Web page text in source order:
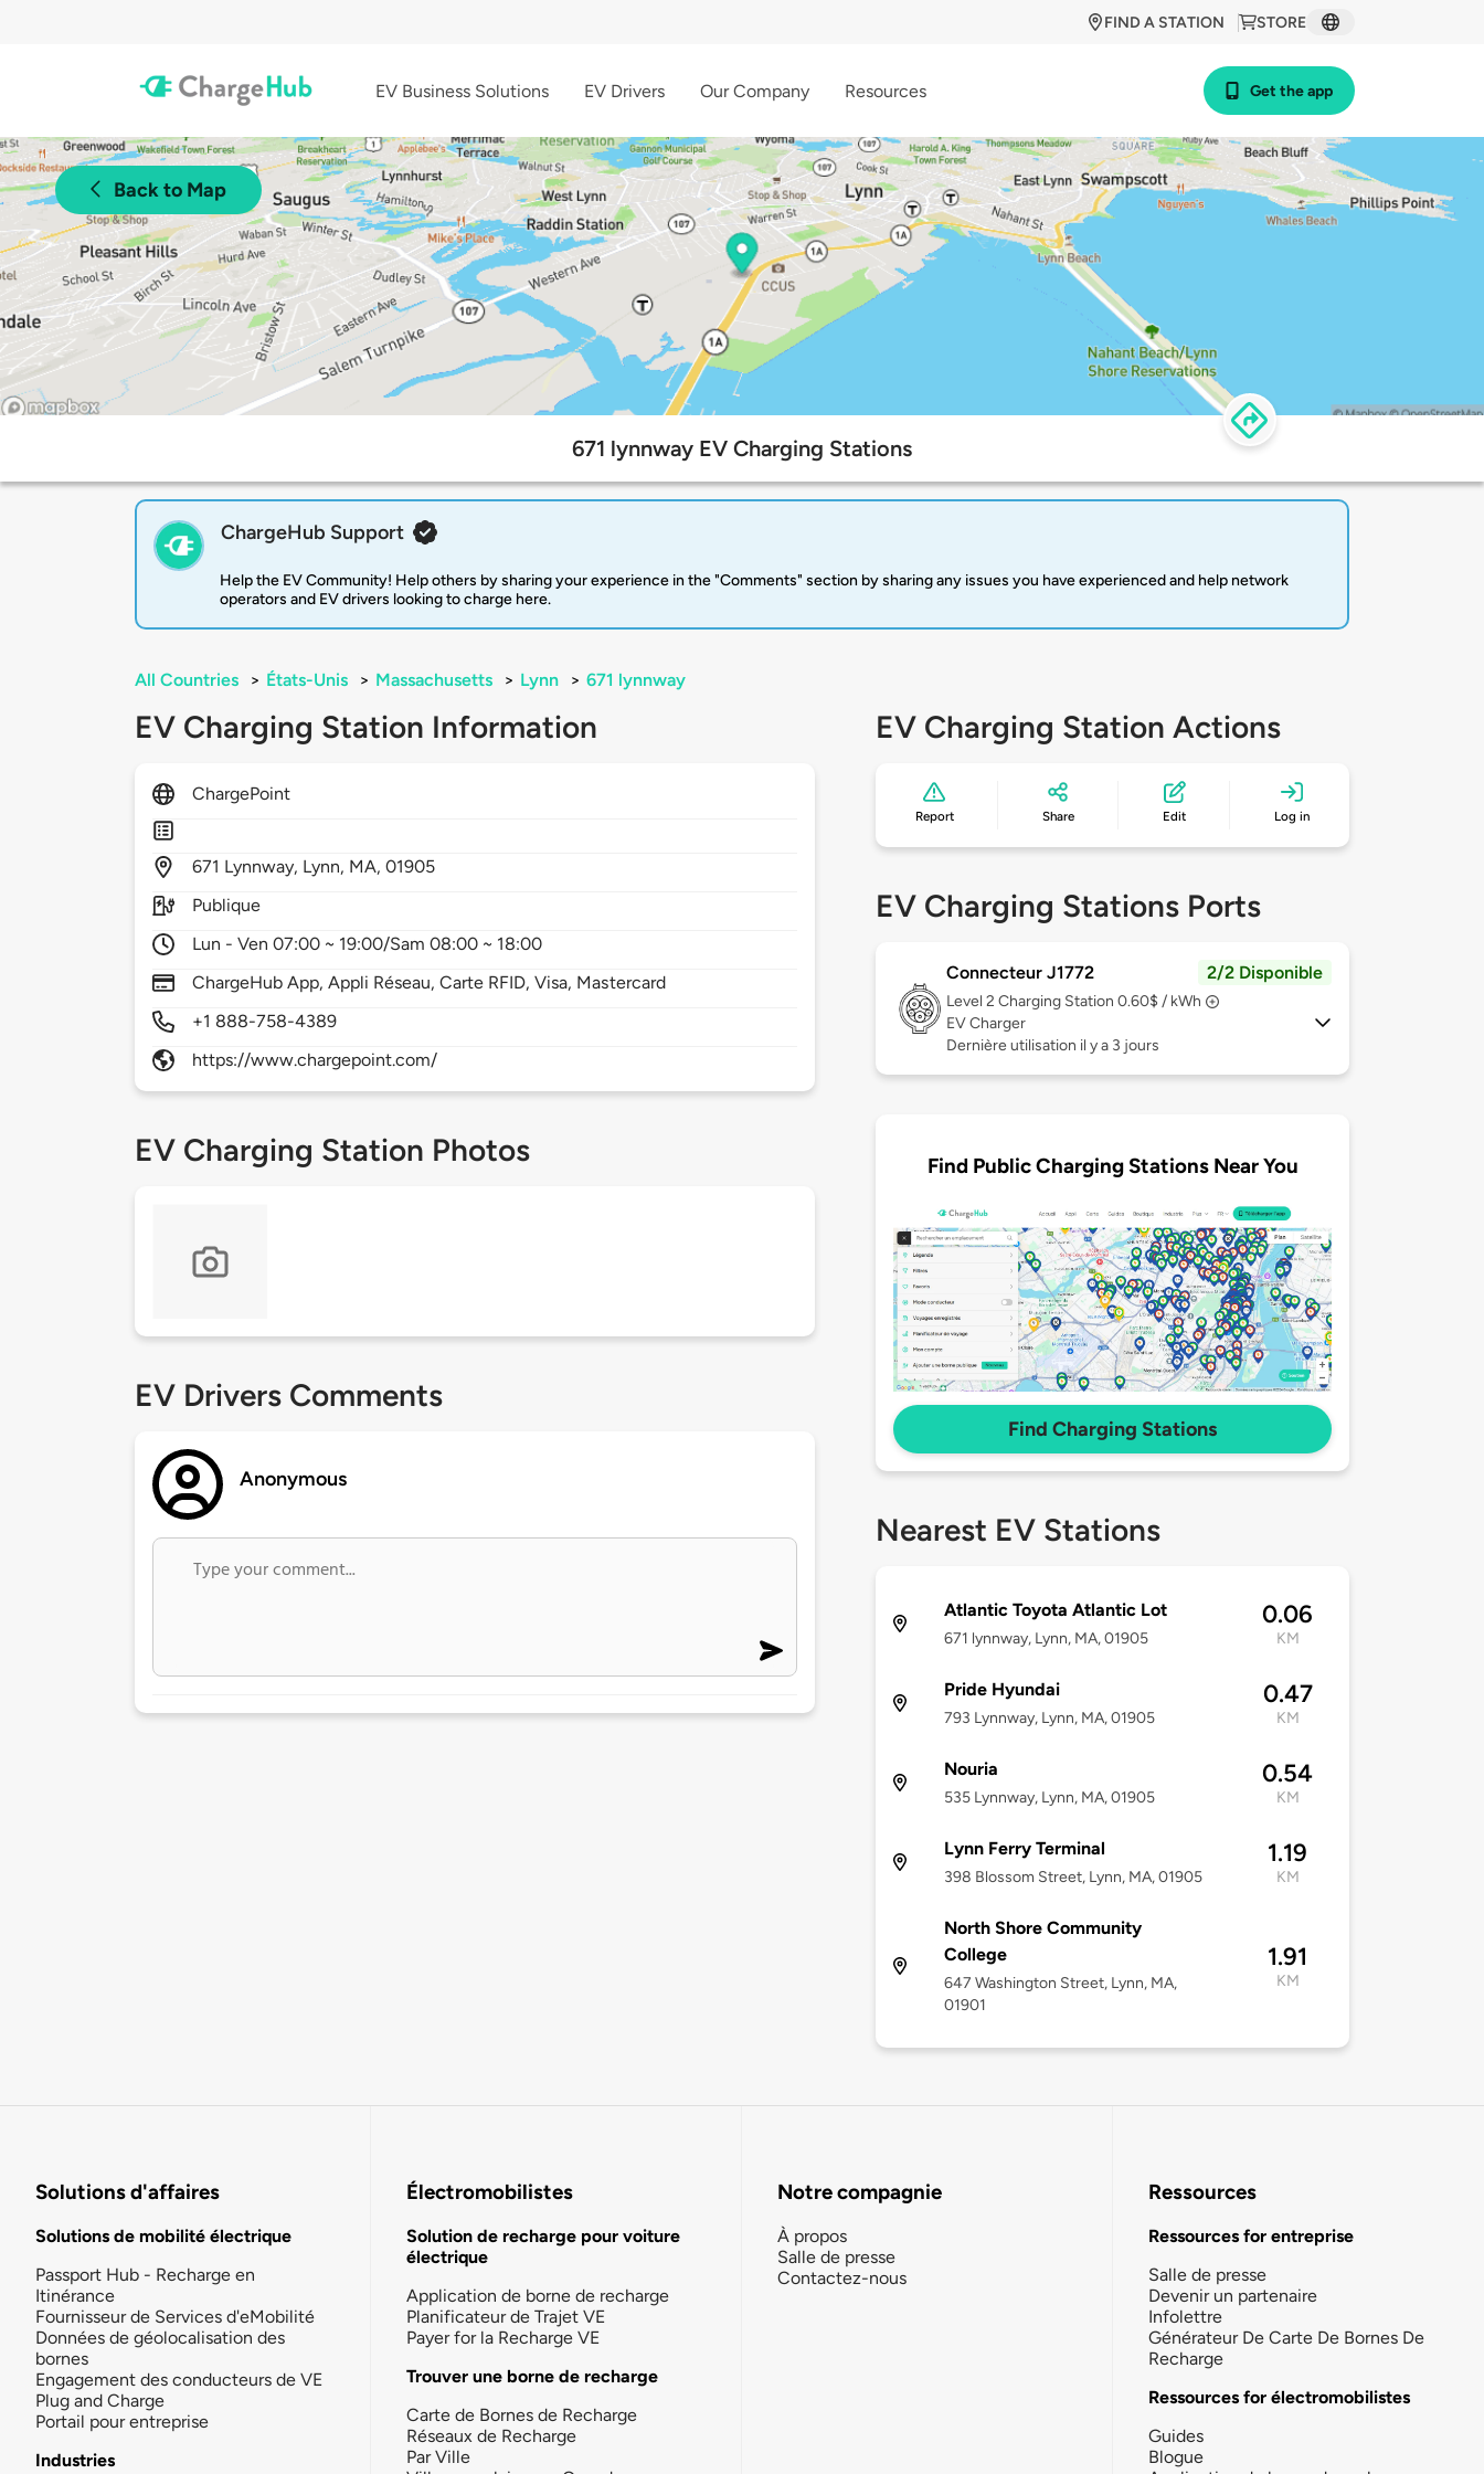
STORE
FIND A STATION
EV Business Solutions EV Drivers Our Company Resources Get the app
Back to Map
671 lynnway EV Charging Stations
ChargeHub Support
Help the EV Community! Help others by sharing your experience in the "Comments" section by sharing any issues you have experienced and help network
operators and EV drivers looking to charge here.
All Countries > États-Unis > Massachusetts > Lynn > 671 lynnway
EV Charging Station Information
ChargePoint
671 Lynnway, Lynn, MA,01905
Publique
Lun - Ven 07:00 ~ 19:00/Sam 08:00 ~ 18:00
ChargeHub App, Appli Réseau, Carte RFID, Visa, Mastercard
+1 888-758-4389
https://www.chargepoint.com/
EV Charging Station Photos
EV Drivers Comments
Anonymous
EV Charging Station Actions
Report Share Edit Log in
EV Charging Stations Ports
Connecteur J1772 2/2 Disponible
Level 2 Charging Station 0.60$ / kWh
EV Charger
Dernière utilisation il y a 3 jours
Find Public Charging Stations Near You
Find Charging Stations
Nearest EV Stations
Atlantic Toyota Atlantic Lot
671 lynnway, Lynn, MA, 01905
0.06
KM
Pride Hyundai
793 Lynnway, Lynn, MA, 01905
0.47
KM
Nouria
535 Lynnway, Lynn, MA, 01905
0.54
KM
Lynn Ferry Terminal
398 Blossom Street, Lynn, MA, 01905
1.19
KM
North Shore Community
College
647 Washington Street, Lynn, MA,
01901
1.91
KM
Solutions d'affaires
Solutions de mobilité électrique
Passport Hub - Recharge en
Itinérance
Fournisseur de Services d'eMobilité
Données de géolocalisation des
bornes
Engagement des conducteurs de VE
Plug and Charge
Portail pour entreprise
Industries
Électromobilistes
Solution de recharge pour voiture
électrique
Application de borne de recharge
Planificateur de Trajet VE
Payer for la Recharge VE
Trouver une borne de recharge
Carte de Bornes de Recharge
Réseaux de Recharge
Par Ville
Notre compagnie
À propos
Salle de presse
Contactez-nous
Ressources
Ressources for entreprise
Salle de presse
Devenir un partenaire
Infolettre
Générateur De Carte De Bornes De
Recharge
Ressources for électromobilistes
Guides
Blogue